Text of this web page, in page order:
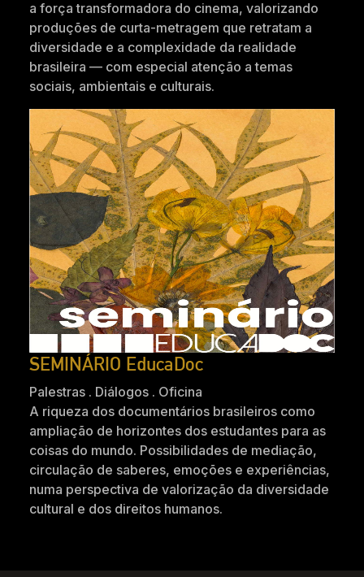
a força transformadora do cinema, valorizando
produções de curta-metragem que retratam a
diversidade e a complexidade da realidade
brasileira — com especial atenção a temas
sociais, ambientais e culturais.
SEMINÁRIO EducaDoc
Palestras . Diálogos . Oficina
A riqueza dos documentários brasileiros como
ampliação de horizontes dos estudantes para as
coisas do mundo. Possibilidades de mediação,
circulação de saberes, emoções e experiências,
numa perspectiva de valorização da diversidade
cultural e dos direitos humanos.